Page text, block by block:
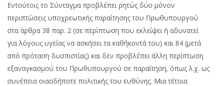
Εντούτοις το Σύνταγμα προβλέπει ρητώς δύο μόνον
περιπτώσεις υποχρεωτικής παραίτησης του Πρωθυπουργού
στα άρθρα 38 παρ. 2 (σε περίπτωση που εκλείψει ή αδυνατεί
για λόγους υγείας να ασκήσει τα καθήκοντά του) και 84 (μετά
από πρόταση δυσπιστίας) και δεν προβλέπει άλλη περίπτωση
εξαναγκασμού του Πρωθυπουργού σε παραίτηση, όπως λ.χ. ως
συνέπεια οιασδήποτε πολιτικής του ευθύνης. Μια τέτοια